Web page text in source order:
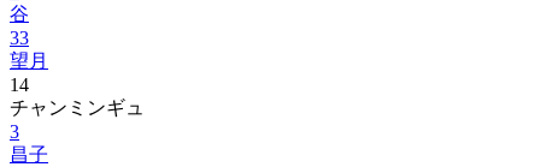
谷
33
望月
14
チャンミンギュ
3
昌子